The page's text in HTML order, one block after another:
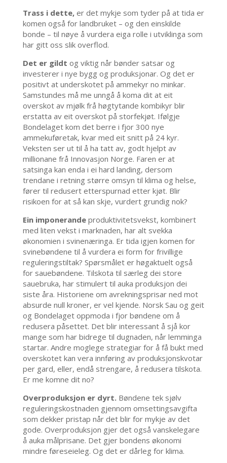
Trass i dette,er det mykje som tyder på at tida er
komen også for landbruket – og den einskilde
bonde – til nøye å vurdera eiga rolle i utviklinga som
har gitt oss slik overflod.
Det er gildt og viktig når bønder satsar og
investerer i nye bygg og produksjonar. Og det er
positivt at underskotet på ammekyr no minkar.
Samstundes må me unngå å koma dit at eit
overskot av mjølk frå høgtytande kombikyr blir
erstatta av eit overskot på storfekjøt. Ifølgje
Bondelaget kom det berre i fjor 300 nye
ammekuføretak, kvar med eit snitt på 24 kyr.
Veksten ser ut til å ha tatt av, godt hjelpt av
millionane frå Innovasjon Norge. Faren er at
satsinga kan enda i ei hard landing, dersom
trendane i retning større omsyn til klima og helse,
fører til redusert etterspurnad etter kjøt. Blir
risikoen for at så kan skje, vurdert grundig nok?
Ein imponerandeproduktivitetsvekst, kombinert
med liten vekst i marknaden, har alt svekka
økonomien i svinenæringa. Er tida igjen komen for
svinebøndene til å vurdera ei form for frivillige
reguleringstiltak? Spørsmålet er høgaktuelt også
for sauebøndene. Tilskota til særleg dei store
sauebruka, har stimulert til auka produksjon dei
siste åra. Historiene om avrekningsprisar ned mot
absurde null kroner, er vel kjende. Norsk Sau og geit
og Bondelaget oppmoda i fjor bøndene om å
redusera påsettet. Det blir interessant å sjå kor
mange som har bidrege til dugnaden, når lemminga
startar. Andre moglege strategiar for å få bukt med
overskotet kan vera innføring av produksjonskvotar
per gard, eller, endå strengare, å redusera tilskota.
Er me komne dit no?
Overproduksjon er dyrt.Bøndene tek sjølv
reguleringskostnaden gjennom omsettingsavgifta
som dekker pristap når det blir for mykje av det
gode. Overproduksjon gjer det også vanskelegare
å auka målprisane. Det gjer bondens økonomi
mindre føreseieleg. Og det er dårleg for klima.